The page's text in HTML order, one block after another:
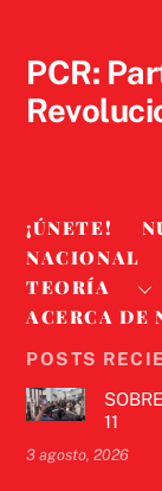
PCR:
¡ÚNETE!
NACIONAL
TEORÍA
ACERCA DE
POSTS
11
3 agosto, 2026